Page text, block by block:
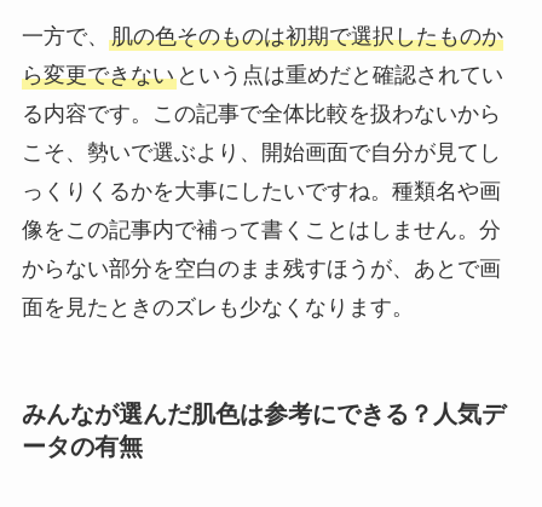
一方で、 肌の色そのものは初期で選択したものか
ら変更できないという点は重めだと確認されてい
る内容です。この記事で全体比較を扱わないから
こそ、勢いで選ぶより、開始画面で自分が見てし
っくりくるかを大事にしたいですね。種類名や画
像をこの記事内で補って書くことはしません。分
からない部分を空白のまま残すほうが、あとで画
面を見たときのズレも少なくなります。
みんなが選んだ肌色は参考にできる？人気デ
ータの有無